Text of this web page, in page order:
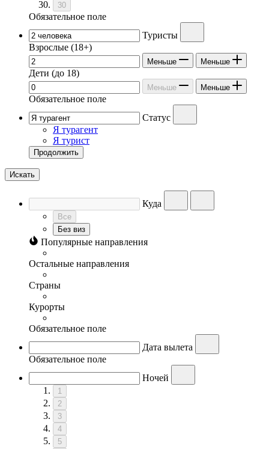
30
Обязательное поле
Туристы
Взрослые (18+)
Меньше Меньше
Дети (до 18)
Меньше Меньше
Обязательное поле
Статус
Я турагент
Я турист
Продолжить
Искать
Куда
Все
Без виз
Популярные направления
Остальные направления
Страны
Курорты
Обязательное поле
Дата вылета
Обязательное поле
Ночей
1
2
3
4
5